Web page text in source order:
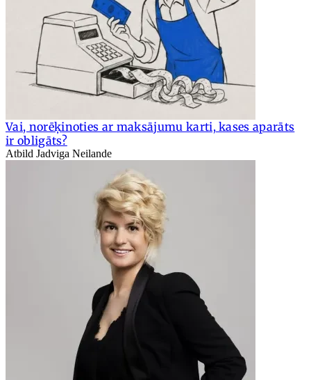
Vai, norēķinoties ar maksājumu karti, kases aparāts
ir obligāts?
Atbild Jadviga Neilande